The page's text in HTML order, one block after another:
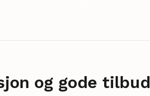
og gode tilbud